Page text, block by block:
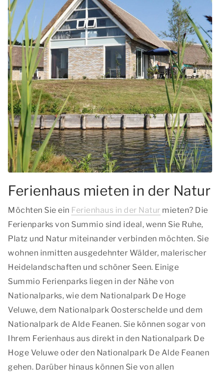
Ferienhaus mieten in der Natur
Möchten Sie ein Ferienhaus in der Natur mieten? Die
Ferienparks von Summio sind ideal, wenn Sie Ruhe,
Platz und Natur miteinander verbinden möchten. Sie
wohnen inmitten ausgedehnter Wälder, malerischer
Heidelandschaften und schöner Seen. Einige
Summio Ferienparks liegen in der Nähe von
Nationalparks, wie dem Nationalpark De Hoge
Veluwe, dem Nationalpark Oosterschelde und dem
Nationalpark de Alde Feanen. Sie können sogar von
Ihrem Ferienhaus aus direkt in den Nationalpark De
Hoge Veluwe oder den Nationalpark De Alde Feanen
gehen. Darüber hinaus können Sie von allen